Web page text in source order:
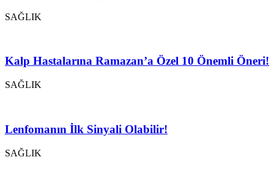
SAĞLIK
Kalp Hastalarına Ramazan’a Özel 10 Önemli Öneri!
SAĞLIK
Lenfomanın İlk Sinyali Olabilir!
SAĞLIK